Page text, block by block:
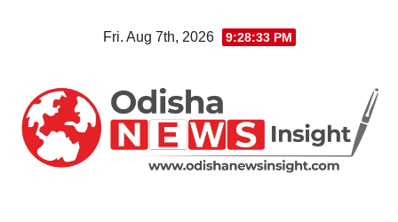
Fri. Aug 7th, 2026 9:28:34 PM